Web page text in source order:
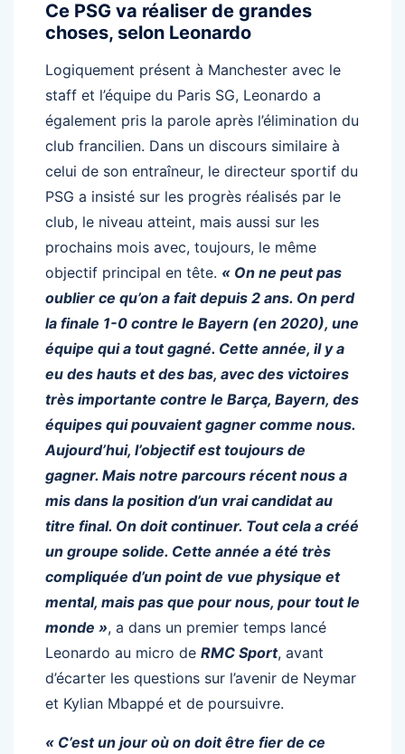
Ce PSG va réaliser de grandes
choses, selon Leonardo
Logiquement présent à Manchester avec le
staff et l’équipe du Paris SG, Leonardo a
également pris la parole après l’élimination du
club francilien. Dans un discours similaire à
celui de son entraîneur, le directeur sportif du
PSG a insisté sur les progrès réalisés par le
club, le niveau atteint, mais aussi sur les
prochains mois avec, toujours, le même
objectif principal en tête. « On ne peut pas
oublier ce qu’on a fait depuis 2 ans. On perd
la finale 1-0 contre le Bayern (en 2020), une
équipe qui a tout gagné. Cette année, il y a
eu des hauts et des bas, avec des victoires
très importante contre le Barça, Bayern, des
équipes qui pouvaient gagner comme nous.
Aujourd’hui, l’objectif est toujours de
gagner. Mais notre parcours récent nous a
mis dans la position d’un vrai candidat au
titre final. On doit continuer. Tout cela a créé
un groupe solide. Cette année a été très
compliquée d’un point de vue physique et
mental, mais pas que pour nous, pour tout le
monde », a dans un premier temps lancé
Leonardo au micro de RMC Sport, avant
d’écarter les questions sur l’avenir de Neymar
et Kylian Mbappé et de poursuivre.
« C’est un jour où on doit être fier de ce